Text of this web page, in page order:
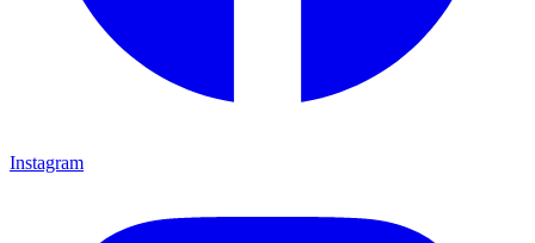
Instagram